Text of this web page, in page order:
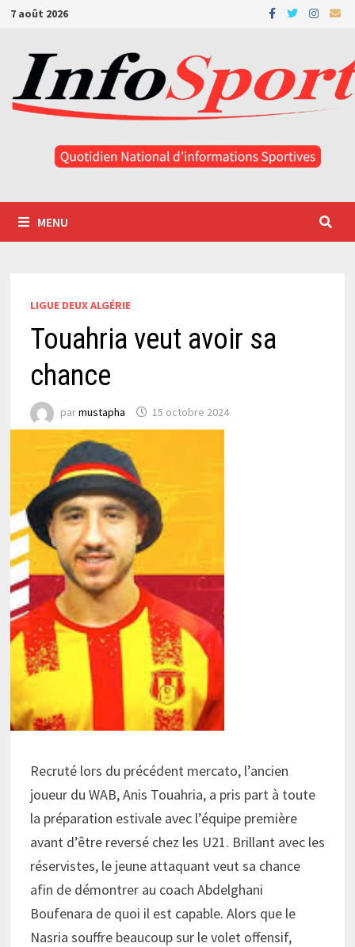
Passer
contenu
7 août 2026
MENU
LIGUE DEUX ALGÉRIE
Touahria veut avoir sa
chance
parmustapha 15 octobre 2024
Recruté lors du précédent mercato, l’ancien
joueur du WAB, Anis Touahria, a pris part à toute
la préparation estivale avec l’équipe première
avant d’être reversé chez les U21. Brillant avec les
réservistes, le jeune attaquant veut sa chance
afin de démontrer au coach Abdelghani
Boufenara de quoi il est capable. Alors que le
Nasria souffre beaucoup sur le volet offensif,